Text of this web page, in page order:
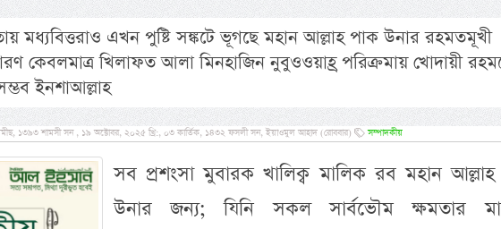
মধ্যবিত্তরাও এখন পুষ্টি সঙ্কটে ভূগছে মহান আল্লাহ পাক উনার রহমতমূখী
কেবলমাত্র খিলাফত আলা মিনহাজিন নুবুওওয়াহ্র পরিক্রমায় খোদায়ী
ইনশাআল্লাহ
১৩৯৩ শামসী সন , ১৯ অক্টোবর, ২০২৫ খ্রি:, ০৩ কার্তিক, ১৪৩২ ফসলী সন, ইয়াওমুল আহাদ (রোববার) সম্পাদকীয়
সব প্রশংসা মুবারক খালিক্ব মালিক রব মহান
উনার জন্য; যিনি সকল সার্বভৌম ক্ষমতার